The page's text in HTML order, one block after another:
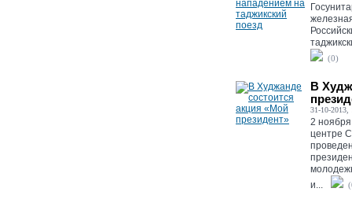
(0)
В
31-10-2013,
2
центре
и...